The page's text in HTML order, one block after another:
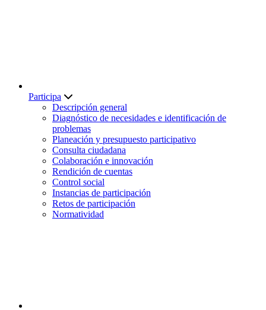
Participa
Descripción general
Diagnóstico de necesidades e identificación de
problemas
Planeación y presupuesto participativo
Consulta ciudadana
Colaboración e innovación
Rendición de cuentas
Control social
Instancias de participación
Retos de participación
Normatividad